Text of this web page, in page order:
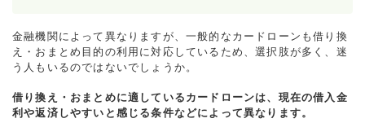
金融機関によって異なりますが、一般的なカードローンも借り換
え・おまとめ目的の利用に対応しているため、選択肢が多く、迷
う人もいるのではないでしょうか。
借り換え・おまとめに適しているカードローンは、現在の借入金
利や返済しやすいと感じる条件などによって異なります。